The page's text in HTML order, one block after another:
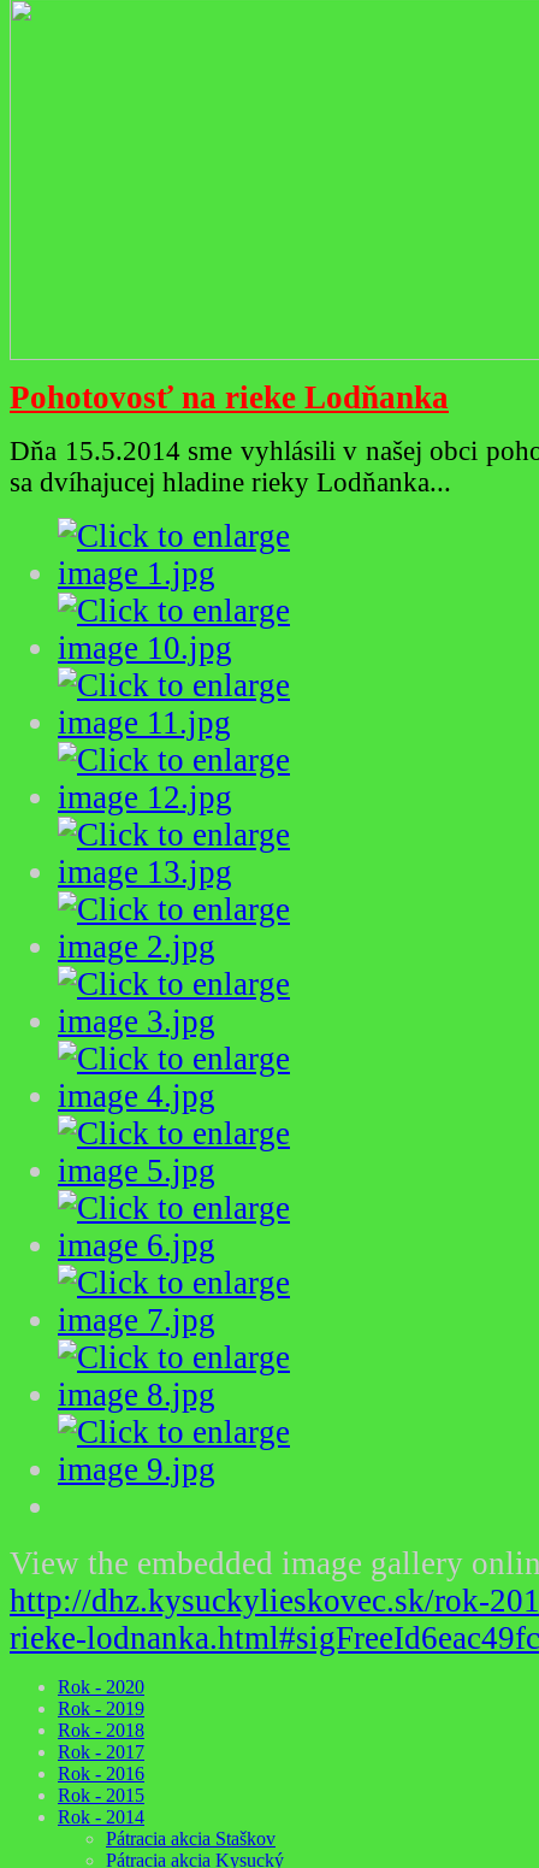
Pohotovosť na rieke Lodňanka
Dňa 15.5.2014 sme vyhlásili v našej obci
sa dvíhajucej hladine rieky Lodňanka...
View the embedded image gallery
http://dhz.kysuckylieskovec.sk/rok-
rieke-
Rok - 2020
Rok - 2019
Rok - 2018
Rok - 2017
Rok - 2016
Rok - 2015
Rok - 2014
Pátracia akcia Staškov
Pátracia akcia Kysucký